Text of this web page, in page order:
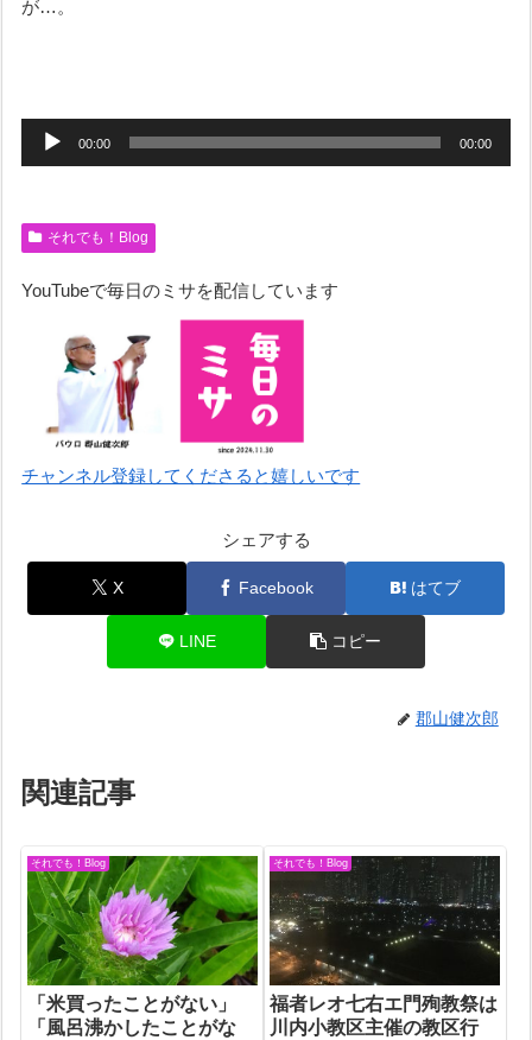
が…。
声
レ
ヤ
00:00 00:00
それでも！Blog
YouTubeで毎日のミサを配信しています
チャンネル登録してくださると嬉しいです
シェアする
X Facebook はてブ
LINE コピー
郡山健次郎
関連記事
それでも！Blog
「米買ったことがない」
「風呂沸かしたことがな
それでも！Blog
福者レオ七右エ門殉教祭は
川内小教区主催の教区行